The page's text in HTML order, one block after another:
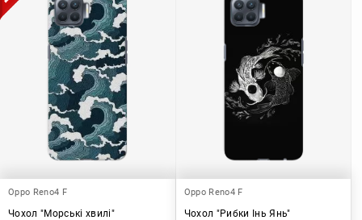
Oppo Reno4 F
Чохол "Морські хвилі"
Oppo Reno4 F
Чохол "Рибки Інь Янь"